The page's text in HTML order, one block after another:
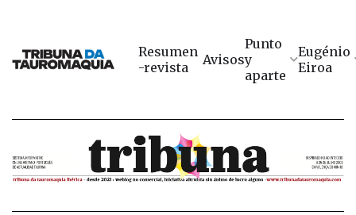
Resumen
-revista
Avisos
Punto
y
aparte
Eugénio
Eiroa